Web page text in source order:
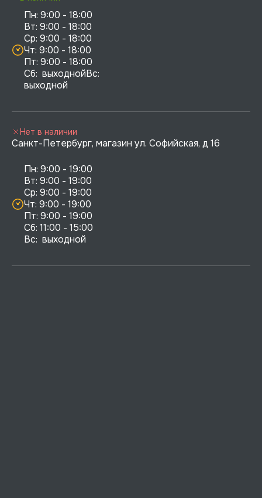
Пн: 9:00 - 18:00
Вт: 9:00 - 18:00
Ср: 9:00 - 18:00
Чт: 9:00 - 18:00
Пт: 9:00 - 18:00
Сб:  выходнойВс:
выходной
Санкт-Петербург, магазин ул. Софийская, д 16
Пн: 9:00 - 19:00
Вт: 9:00 - 19:00
Ср: 9:00 - 19:00
Чт: 9:00 - 19:00
Пт: 9:00 - 19:00
Сб: 11:00 - 15:00
Вс:  выходной
Нет в наличии